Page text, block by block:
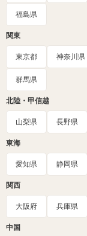
福島県
関東
東京都 神奈川県
群馬県
北陸・甲信越
山梨県 長野県
東海
愛知県 静岡県
関西
大阪府 兵庫県
中国